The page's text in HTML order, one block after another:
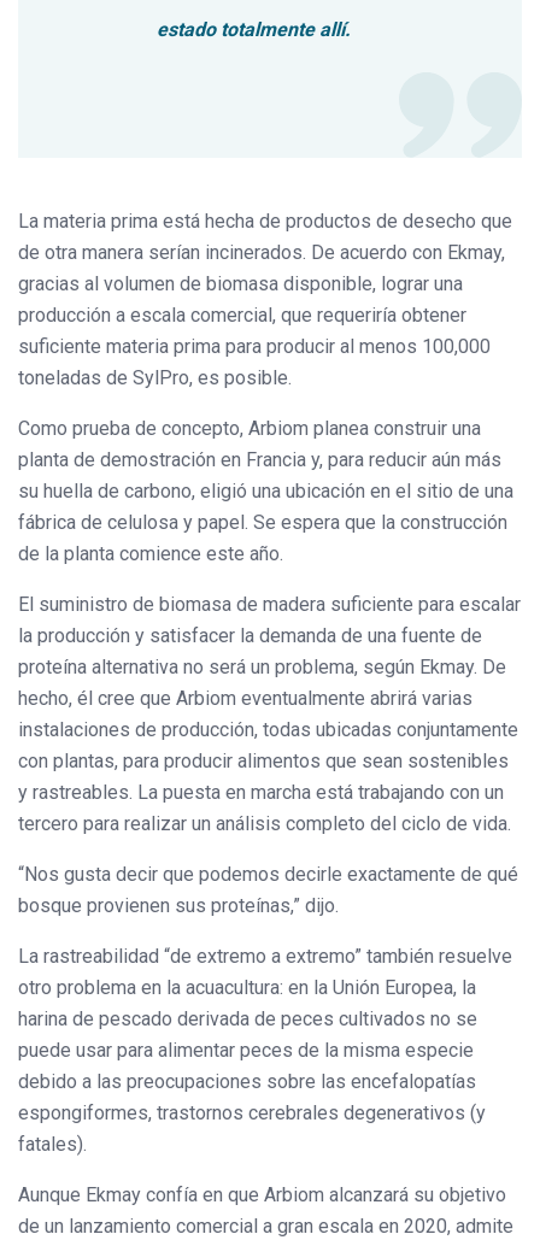
estado totalmente allí.
La materia prima está hecha de productos de desecho que
de otra manera serían incinerados. De acuerdo con Ekmay,
gracias al volumen de biomasa disponible, lograr una
producción a escala comercial, que requeriría obtener
suficiente materia prima para producir al menos 100,000
toneladas de SylPro, es posible.
Como prueba de concepto, Arbiom planea construir una
planta de demostración en Francia y, para reducir aún más
su huella de carbono, eligió una ubicación en el sitio de una
fábrica de celulosa y papel. Se espera que la construcción
de la planta comience este año.
El suministro de biomasa de madera suficiente para escalar
la producción y satisfacer la demanda de una fuente de
proteína alternativa no será un problema, según Ekmay. De
hecho, él cree que Arbiom eventualmente abrirá varias
instalaciones de producción, todas ubicadas conjuntamente
con plantas, para producir alimentos que sean sostenibles
y rastreables. La puesta en marcha está trabajando con un
tercero para realizar un análisis completo del ciclo de vida.
“Nos gusta decir que podemos decirle exactamente de qué
bosque provienen sus proteínas,” dijo.
La rastreabilidad “de extremo a extremo” también resuelve
otro problema en la acuacultura: en la Unión Europea, la
harina de pescado derivada de peces cultivados no se
puede usar para alimentar peces de la misma especie
debido a las preocupaciones sobre las encefalopatías
espongiformes, trastornos cerebrales degenerativos (y
fatales).
Aunque Ekmay confía en que Arbiom alcanzará su objetivo
de un lanzamiento comercial a gran escala en 2020, admite